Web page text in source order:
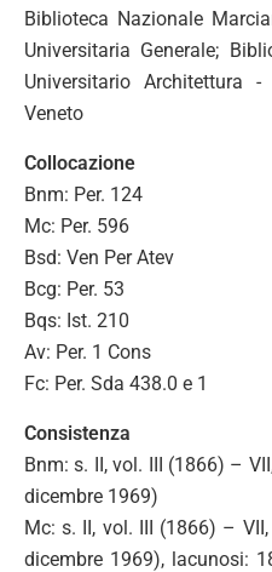
Biblioteca Nazionale
Universitaria Generale;
Universitario Architettura
Veneto
Collocazione
Bnm: Per. 124
Mc: Per. 596
Bsd: Ven Per Atev
Bcg: Per. 53
Bqs: Ist. 210
Av: Per. 1 Cons
Fc: Per. Sda 438.0 e 1
Consistenza
Bnm: s. II, vol. III (1866) –
dicembre 1969)
Mc: s. II, vol. III (1866) –
dicembre 1969), lacunosi: